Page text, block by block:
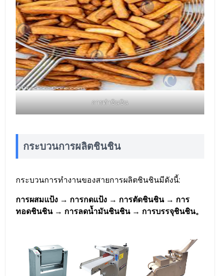
การทำชินชิน
กระบวนการผลิตชินชิน
กระบวนการทำงานของสายการผลิตชินชินมีดังนี้:
การผสมแป้ง → การกดแป้ง → การตัดชินชิน → การ
ทอดชินชิน → การลดน้ำมันชินชิน → การบรรจุชินชิน。